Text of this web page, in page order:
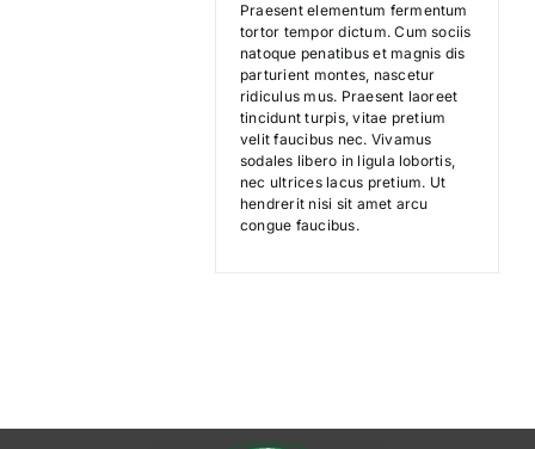
Praesent elementum fermentum
tortor tempor dictum. Cum sociis
natoque penatibus et magnis dis
parturient montes, nascetur
ridiculus mus. Praesent laoreet
tincidunt turpis, vitae pretium
velit faucibus nec. Vivamus
sodales libero in ligula lobortis,
nec ultrices lacus pretium. Ut
hendrerit nisi sit amet arcu
congue faucibus.